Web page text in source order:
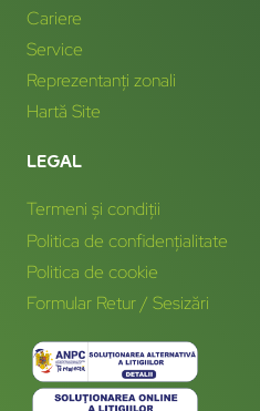
Cariere
Service
Reprezentanți zonali
Hartă Site
LEGAL
Termeni și condiții
Politica de confidențialitate
Politica de cookie
Formular Retur / Sesizări